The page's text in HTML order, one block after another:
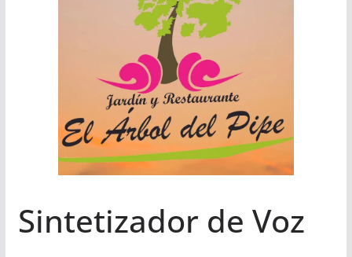
Sintetizador de Voz